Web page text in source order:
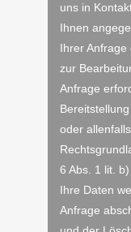
uns in
Ihnen
Ihrer Anfrage
zur
Anfrage
oder
6 Abs. 1 lit. b)
Ihre Daten
Anfrage